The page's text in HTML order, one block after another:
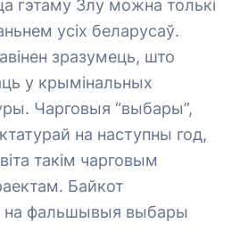
гэтаму Злу можна толькі
усіх беларусаў.
зразумець, што
у крымінальных
Чарговыя “выбары”,
на наступны год,
такім чарговым
Байкот
на фальшывыя выбары